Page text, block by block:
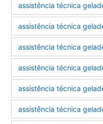
assistência técnica
assistência técnica
assistência técnica
assistência técnica
assistência técnica
assistência técnica